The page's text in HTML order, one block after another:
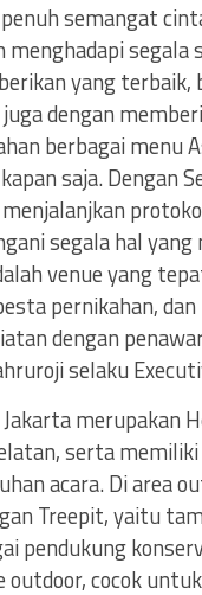
semangat
yang
dengan
berbagai menu
saja. Dengan
segala hal
venue yang
pernikahan,
dengan
selaku
merupakan
serta
acara. Di area
Treepit, yaitu
pendukung
cocok